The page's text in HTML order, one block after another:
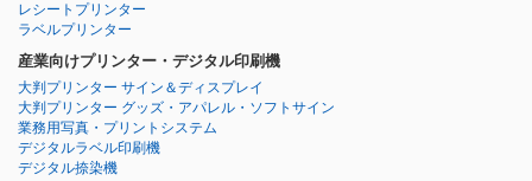
レシートプリンター
ラベルプリンター
産業向けプリンター・デジタル印刷機
大判プリンター サイン＆ディスプレイ
大判プリンター グッズ・アパレル・ソフトサイン
業務用写真・プリントシステム
デジタルラベル印刷機
デジタル捺染機